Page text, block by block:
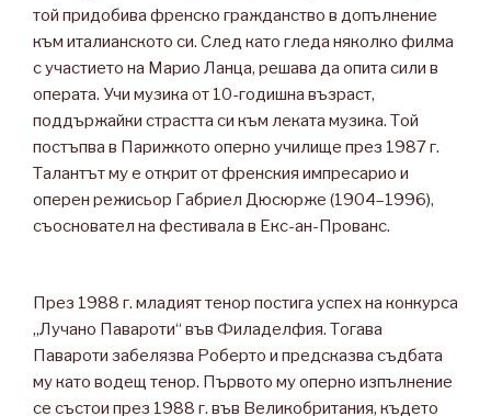
той придобива френско гражданство в допълнение
към италианското си. След като гледа няколко филма
с участието на Марио Ланца, решава да опита сили в
операта. Учи музика от 10-годишна възраст,
поддържайки страстта си към леката музика. Той
постъпва в Парижкото оперно училище през 1987 г.
Талантът му е открит от френския импресарио и
оперен режисьор Габриел Дюсюрже (1904–1996),
съосновател на фестивала в Екс-ан-Прованс.
През 1988 г. младият тенор постига успех на конкурса
„Лучано Павароти“ във Филаделфия. Тогава
Павароти забелязва Роберто и предсказва съдбата
му като водещ тенор. Първото му оперно изпълнение
се състои през 1988 г. във Великобритания, където